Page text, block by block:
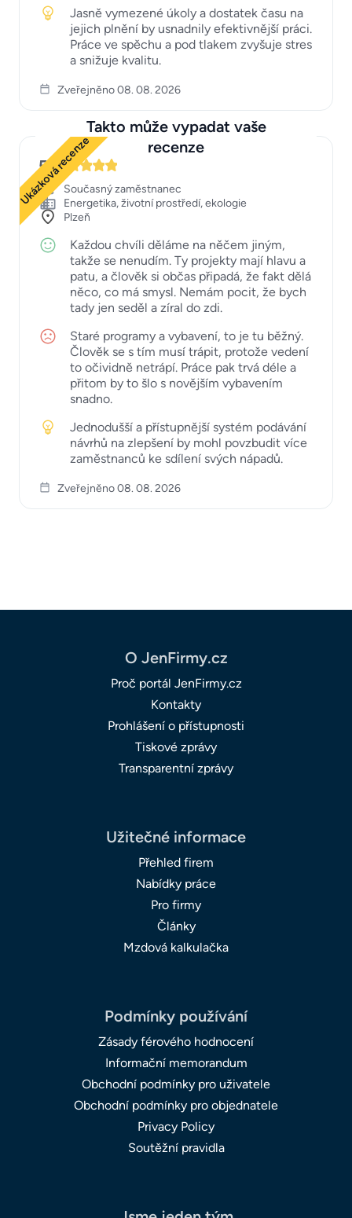
Jasně vymezené úkoly a dostatek času na
jejich plnění by usnadnily efektivnější práci.
Práce ve spěchu a pod tlakem zvyšuje stres
a snižuje kvalitu.
Zveřejněno 08. 08. 2026
Takto může vypadat vaše
recenze
Ukázková recenze
5
Současný zaměstnanec
Energetika, životní prostředí, ekologie
Plzeň
Každou chvíli děláme na něčem jiným,
takže se nenudím. Ty projekty mají hlavu a
patu, a člověk si občas připadá, že fakt dělá
něco, co má smysl. Nemám pocit, že bych
tady jen seděl a zíral do zdi.
Staré programy a vybavení, to je tu běžný.
Člověk se s tím musí trápit, protože vedení
to očividně netrápí. Práce pak trvá déle a
přitom by to šlo s novějším vybavením
snadno.
Jednodušší a přístupnější systém podávání
návrhů na zlepšení by mohl povzbudit více
zaměstnanců ke sdílení svých nápadů.
Zveřejněno 08. 08. 2026
O JenFirmy.cz
Proč portál JenFirmy.cz
Kontakty
Prohlášení o přístupnosti
Tiskové zprávy
Transparentní zprávy
Užitečné informace
Přehled firem
Nabídky práce
Pro firmy
Články
Mzdová kalkulačka
Podmínky používání
Zásady férového hodnocení
Informační memorandum
Obchodní podmínky pro uživatele
Obchodní podmínky pro objednatele
Privacy Policy
Soutěžní pravidla